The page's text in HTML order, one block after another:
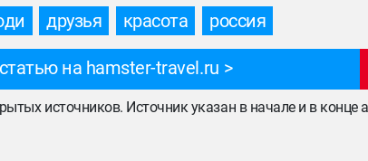
друзья красота россия
на hamster-travel.ru
источников. Источник указан в начале и в